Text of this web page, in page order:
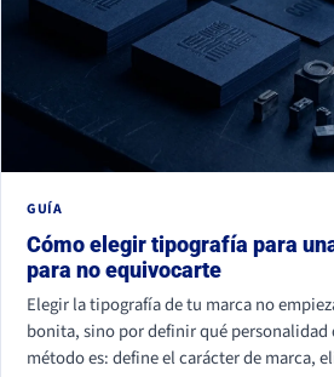
GUÍA
Cómo elegir tipografía para
para no equivocarte
Elegir la tipografía de tu marca no
bonita, sino por definir qué personalidad
método es: define el carácter de marca,